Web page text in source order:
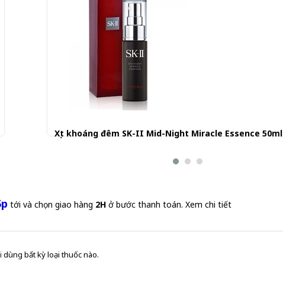
Xịt khoáng đêm SK-II Mid-Night Miracle Essence 50ml
tới và chọn giao hàng 2H ở bước thanh toán. Xem chi tiết
bất kỳ loại thuốc nào.